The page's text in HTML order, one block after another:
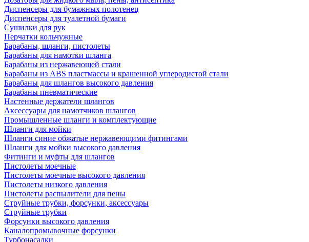
Диспенсеры для бумажных полотенец
Диспенсеры для туалетной бумаги
Сушилки для рук
Перчатки кольчужные
Барабаны, шланги, пистолеты
Барабаны для намотки шланга
Барабаны из нержавеющей стали
Барабаны из ABS пластмассы и крашенной углеродистой стали
Барабаны для шлангов высокого давления
Барабаны пневматические
Настенные держатели шлангов
Аксессуары для намотчиков шлангов
Промышленные шланги и комплектующие
Шланги для мойки
Шланги синие обжатые нержавеющими фитингами
Шланги для мойки высокого давления
Фитинги и муфты для шлангов
Пистолеты моечные
Пистолеты моечные высокого давления
Пистолеты низкого давления
Пистолеты распылители для пены
Струйные трубки, форсунки, аксессуары
Струйные трубки
Форсунки высокого давления
Каналопромывочные форсунки
Турбонасадки